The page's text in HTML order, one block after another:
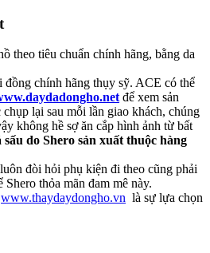
theo tiêu chuẩn chính hãng, bằng da
đồng chính hãng thụy sỹ. ACE có thể
để xem sản
lại sau mỗi lần giao khách, chúng
không hề sợ ăn cắp hình ảnh từ bất
do Shero sản xuất thuộc hàng
đòi hỏi phụ kiện đi theo cũng phải
thỏa mãn đam mê này.
www.thaydaydongho.vn là sự lựa chọn